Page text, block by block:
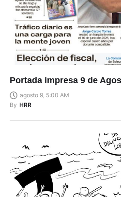
Portada impresa 9 de
agosto 9, 5:00 AM
By HRR